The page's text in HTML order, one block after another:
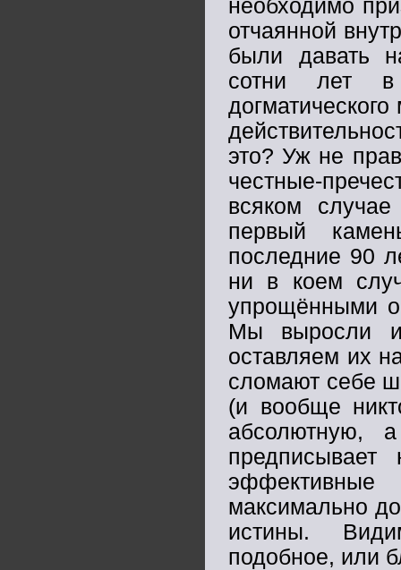
необходимо
отчаянной
были давать
сотни лет в
это? Уж не
честные-
всяком
первый
последние 90
ни в коем
упрощёнными
Мы выросли
оставляем их
сломают себе
(и вообще
абсолютную,
предписывает
максимально
истины.
подобное, или